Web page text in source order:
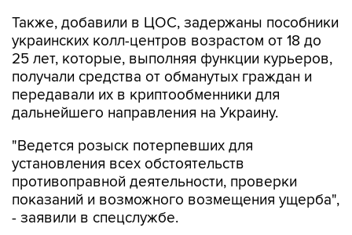
Также, добавили в ЦОС, задержаны пособники
украинских колл-центров возрастом от 18 до
25 лет, которые, выполняя функции курьеров,
получали средства от обманутых граждан и
передавали их в криптообменники для
дальнейшего направления на Украину.
"Ведется розыск потерпевших для
установления всех обстоятельств
противоправной деятельности, проверки
показаний и возможного возмещения ущерба",
- заявили в спецслужбе.